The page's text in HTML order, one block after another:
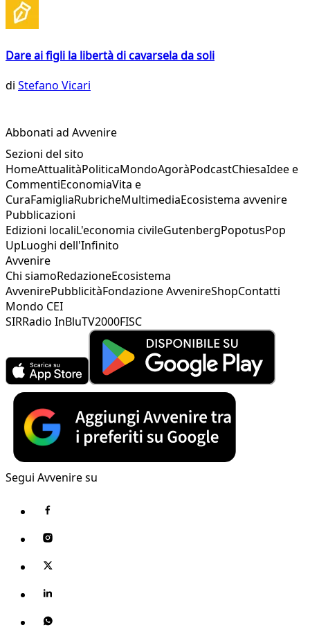
Dare ai figli la libertà di cavarsela da soli
di Stefano Vicari
Abbonati ad Avvenire
Sezioni del sito
HomeAttualitàPoliticaMondoAgoràPodcastChiesaIdee e
CommentiEconomiaVita e
CuraFamigliaRubricheMultimediaEcosistema avvenire
Pubblicazioni
Edizioni localiL'economia civileGutenbergPopotusPop
UpLuoghi dell'Infinito
Avvenire
Chi siamoRedazioneEcosistema
AvvenirePubblicitàFondazione AvvenireShopContatti
Mondo CEI
SIRRadio InBluTV2000FISC
Segui Avvenire su